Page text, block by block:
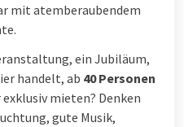
mit atemberaubendem
ein Jubiläum,
handelt, ab 40 Personen
mieten? Denken
gute Musik,